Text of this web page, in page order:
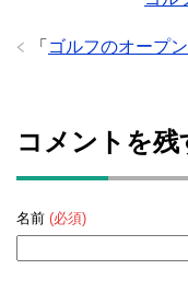
「 ゴルフのオープ
コメントを残
名前 (必須)